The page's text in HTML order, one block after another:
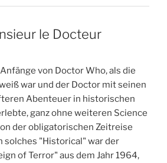
le Docteur
von Doctor Who, als die
war und der Doctor mit seinen
Abenteuer in historischen
ganz ohne weiteren Science
der obligatorischen Zeitreise
solches "Historical" war der
of Terror" aus dem Jahr 1964,